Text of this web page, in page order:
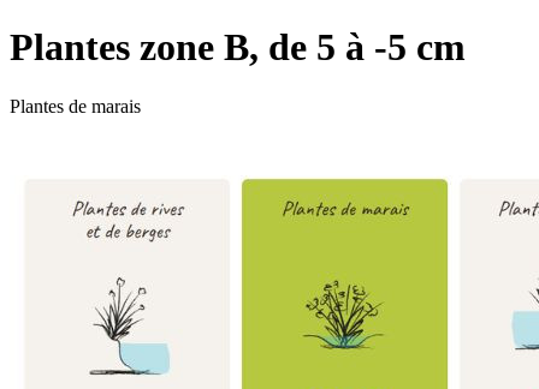
Plantes zone B, de 5 à -5 cm
Plantes de marais